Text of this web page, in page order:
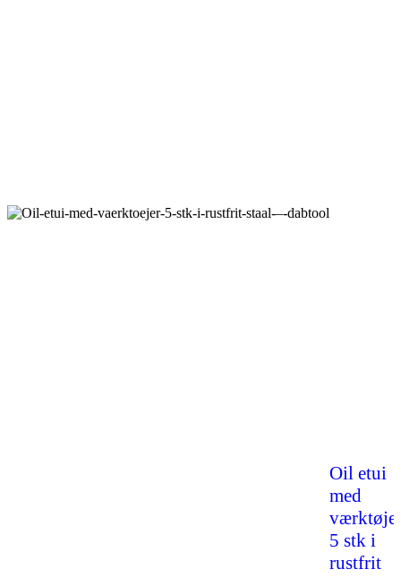
Oil etui
med
5 stk i
rustfrit